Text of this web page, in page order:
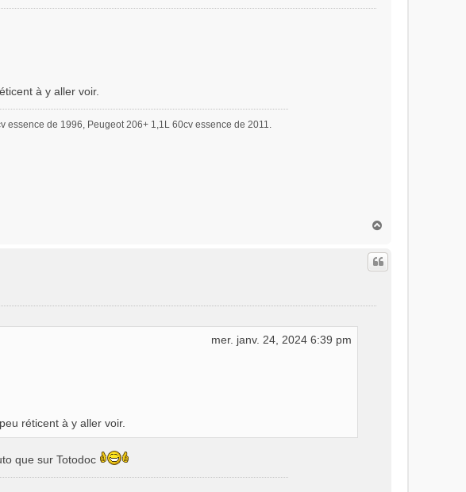
à y aller voir.
essence de 1996, Peugeot 206+ 1,1L 60cv essence de 2011.
u
mer. janv. 24, 2024 6:39 pm
réticent à y aller voir.
que sur Totodoc